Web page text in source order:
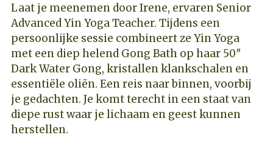
Laat je meenemen door Irene, ervaren Senior
Advanced Yin Yoga Teacher. Tijdens een
persoonlijke sessie combineert ze Yin Yoga
met een diep helend Gong Bath op haar 50″
Dark Water Gong, kristallen klankschalen en
essentiële oliën. Een reis naar binnen, voorbij
je gedachten. Je komt terecht in een staat van
diepe rust waar je lichaam en geest kunnen
herstellen.